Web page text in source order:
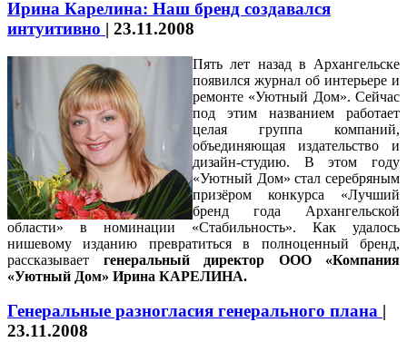
Ирина Карелина: Наш бренд создавался
интуитивно | 23.11.2008
Пять лет назад в Архангельске
появился журнал об интерьере и
ремонте «Уютный Дом». Сейчас
под этим названием работает
целая группа компаний,
объединяющая издательство и
дизайн-студию. В этом году
«Уютный Дом» стал серебряным
призёром конкурса «Лучший
бренд года Архангельской
области» в номинации «Стабильность». Как удалось
нишевому изданию превратиться в полноценный бренд,
рассказывает генеральный директор ООО «Компания
«Уютный Дом» Ирина КАРЕЛИНА.
Генеральные разногласия генерального плана |
23.11.2008